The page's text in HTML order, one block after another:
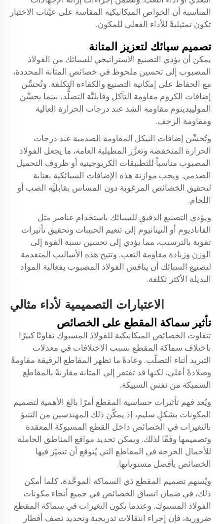
المناسبة أن الخواص الميكانيكية المقاسة على عيِّنات الاختبار
تكون تمثيليةً للأداء الفعلي للمكون.
تصميم سبائك لتعزيز المتانة
يمكن أن يؤدي التصنيع الاستراتيجي للسبائك من الفولاذ
المصبوب إلى تحسين ملحوظ في خصائص المتانة المحددة،
مع الحفاظ على إمكانية التصنيع والكفاءة التكلفة. وتُحسِّن
إضافات الكروم مقاومة التآكل وقابليَّة التصلُّد، بينما يحسِّن
الموليبدينوم مقاومة الشد عند درجات الحرارة العالية
ومقاومة الزحف.
وتُحسِّن إضافات النيكل المقاومة الصدمية عند درجات
الحرارة المنخفضة وتعزِّز المطيلية العامة، ما يجعل الفولاذ
المصبوب مناسباً للتطبيقات الكريوجينية أو ظروف التحميل
الصدمي. ويجب موازنة هذه الإضافات السبائكية بعناية
لتحقيق الخصائص المرغوبة دون المساس بقابليَّة الصب أو
اللحام.
ويؤدي التصنيع الدقيق للسبائك باستخدام عناصر مثل
الفاناديوم أو التيتانيوم إلى تنعيم الحبيبات وتحقيق تأثيرات
تقوية بالترسيب، مما يؤدي إلى تحسين نسبة القوة إلى
الوزن وزيادة مقاومة التعب. وتتيح هذه الأساليب المتقدمة
لتصنيع السبائك أن ينافس الفولاذ المصبوب بفعالية المواد
البديلة الأكثر تكلفة.
الاعتبارات التصميمية لأداء مثالي
تأثير سماكة المقطع على الخصائص
تتفاوت الخصائص الميكانيكية للفولاذ المسبوك تفاوتًا كبيرًا
باختلاف سماكة المقطع بسبب الاختلافات في معدلات
التبريد أثناء التصلّب. وعادةً ما تظهر المقاطع الرقيقة مقاومةً
وصلادةً أعلى، لكنها قد تفتقر إلى المتانة مقارنةً بالمقاطع
السميكة من نفس السبيكة.
ويُعد فهم تأثيرات حساسية المقطع أمرًا بالغ الأهمية لتصميم
المكونات بشكلٍ سليم، إذ يمكّن ذلك المهندسين من التنبؤ
بالتغيرات في الخصائص داخل القطع المسبوكة المعقدة
وتصميمها وفقًا لذلك. ويمكن تحديد مواقع المناطق الحاملة
للأحمال الحرجة في المقاطع التي يُتوقع أن تتميّز فيها
الخصائص بأفضل مستوياتها.
ويُسهم تصميم المقطع ذي السماكة الموحَّدة، كلما أمكن
ذلك، في ضمان اتساق الخصائص في جميع أنحاء مكونات
الفولاذ المسبوك. وعندما تكون التغيرات في سماكة المقطع
ضرورية، فإن إجراء انتقالات تدريجية وتحديد نصف أقطار